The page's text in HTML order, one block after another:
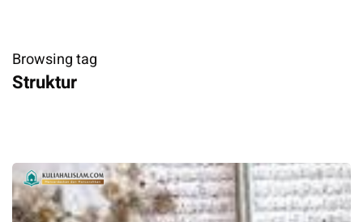
Browsing tag
Struktur